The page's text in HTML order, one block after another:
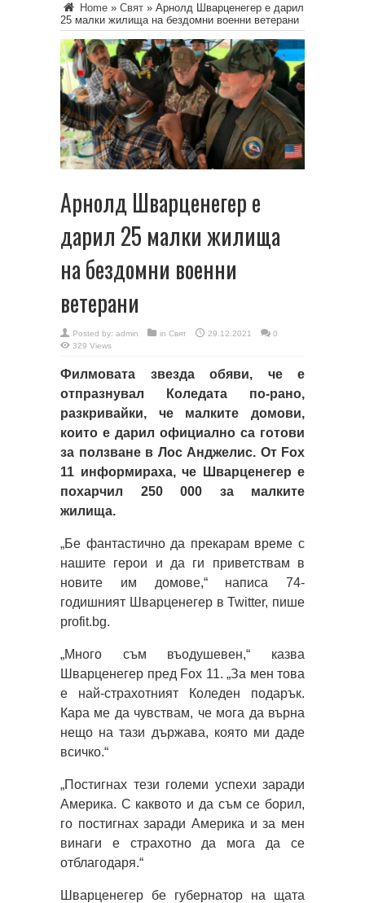
Home » Свят » Арнолд Шварценегер е дарил
25 малки жилища на бездомни военни ветерани
Арнолд Шварценегер е
дарил 25 малки жилища
на бездомни военни
ветерани
Posted by: admin in Свят 29.12.2021
0
329 Views
Филмовата звезда обяви, че е
отпразнувал Коледата по-рано,
разкривайки, че малките домови,
които е дарил официално са готови
за ползване в Лос Анджелис. От Fox
11 информираха, че Шварценегер е
похарчил 250 000 за малките
жилища.
„Бе фантастично да прекарам време с
нашите герои и да ги приветствам в
новите им домове,“ написа 74-
годишният Шварценегер в Twitter, пише
profit.bg.
„Много съм въодушевен,“ казва
Шварценегер пред Fox 11. „За мен това
е най-страхотният Коледен подарък.
Кара ме да чувствам, че мога да върна
нещо на тази държава, която ми даде
всичко.“
„Постигнах тези големи успехи заради
Америка. С каквото и да съм се борил,
го постигнах заради Америка и за мен
винаги е страхотно да мога да се
отблагодаря.“
Шварценегер бе губернатор на щата